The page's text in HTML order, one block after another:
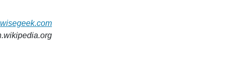
wisegeek.com